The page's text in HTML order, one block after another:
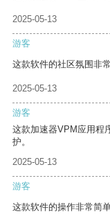
2025-05-13
游客
这款软件的社区氛围非
2025-05-13
游客
这款加速器VPM应用程
护。
2025-05-13
游客
这款软件的操作非常简